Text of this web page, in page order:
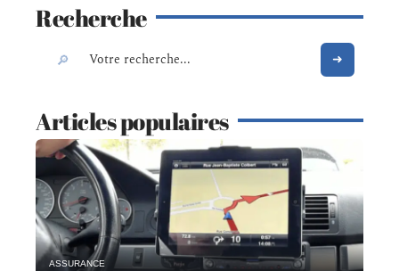
Recherche
Articles populaires
ASSURANCE